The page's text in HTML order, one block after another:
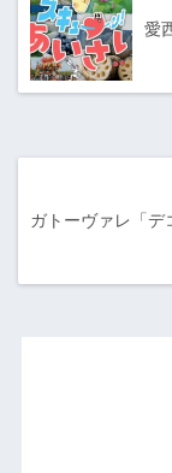
愛
ガトーヴァレ「デ